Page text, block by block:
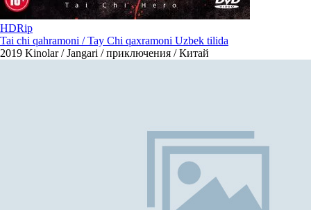
HDRip
Tai chi qahramoni / Tay Chi qaxramoni Uzbek tilida
2019 Kinolar / Jangari / приключения / Китай